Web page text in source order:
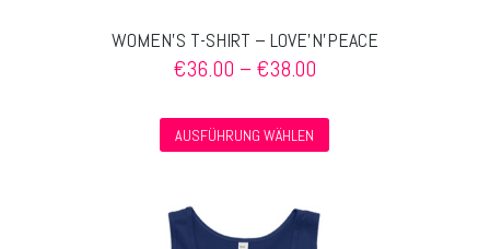
WOMEN’S T-SHIRT – LOVE’N’PEACE
€36.00 – €38.00Preisspanne:
bis
AUSFÜHRUNG WÄHLEN
Produkt